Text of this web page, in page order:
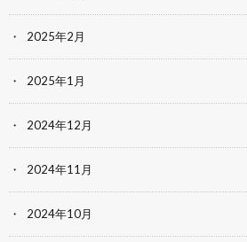
2025年2月
2025年1月
2024年12月
2024年11月
2024年10月